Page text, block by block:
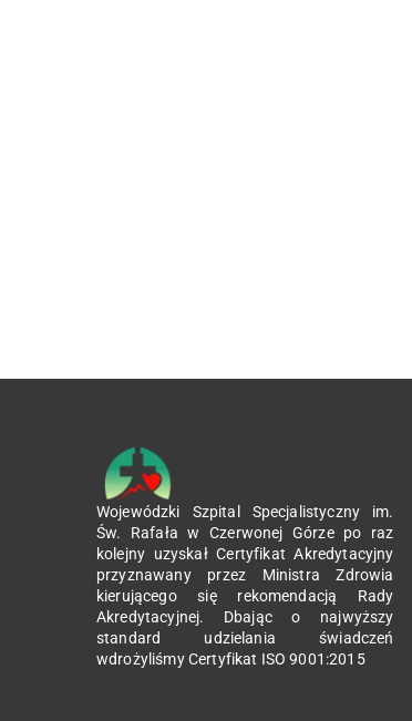
Wojewódzki Szpital Specjalistyczny im.
Św. Rafała w Czerwonej Górze po raz
kolejny uzyskał Certyfikat Akredytacyjny
przyznawany przez Ministra Zdrowia
kierującego się rekomendacją Rady
Akredytacyjnej. Dbając o najwyższy
standard udzielania świadczeń
wdrożyliśmy Certyfikat ISO 9001:2015